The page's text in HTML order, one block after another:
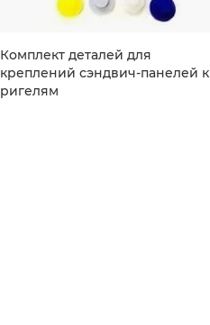
Комплект деталей для
креплений сэндвич-панелей к
ригелям